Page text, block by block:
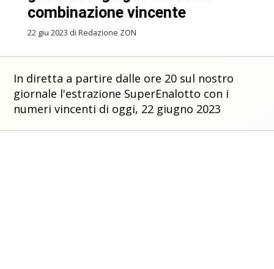
combinazione vincente
22 giu 2023 di Redazione ZON
In diretta a partire dalle ore 20 sul nostro
giornale l'estrazione SuperEnalotto con i
numeri vincenti di oggi, 22 giugno 2023